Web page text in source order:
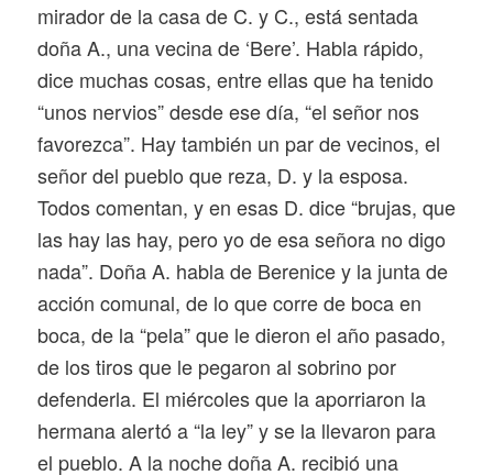
mirador de la casa de C. y C., está sentada
doña A., una vecina de ‘Bere’. Habla rápido,
dice muchas cosas, entre ellas que ha tenido
“unos nervios” desde ese día, “el señor nos
favorezca”. Hay también un par de vecinos, el
señor del pueblo que reza, D. y la esposa.
Todos comentan, y en esas D. dice “brujas, que
las hay las hay, pero yo de esa señora no digo
nada”. Doña A. habla de Berenice y la junta de
acción comunal, de lo que corre de boca en
boca, de la “pela” que le dieron el año pasado,
de los tiros que le pegaron al sobrino por
defenderla. El miércoles que la aporriaron la
hermana alertó a “la ley” y se la llevaron para
el pueblo. A la noche doña A. recibió una